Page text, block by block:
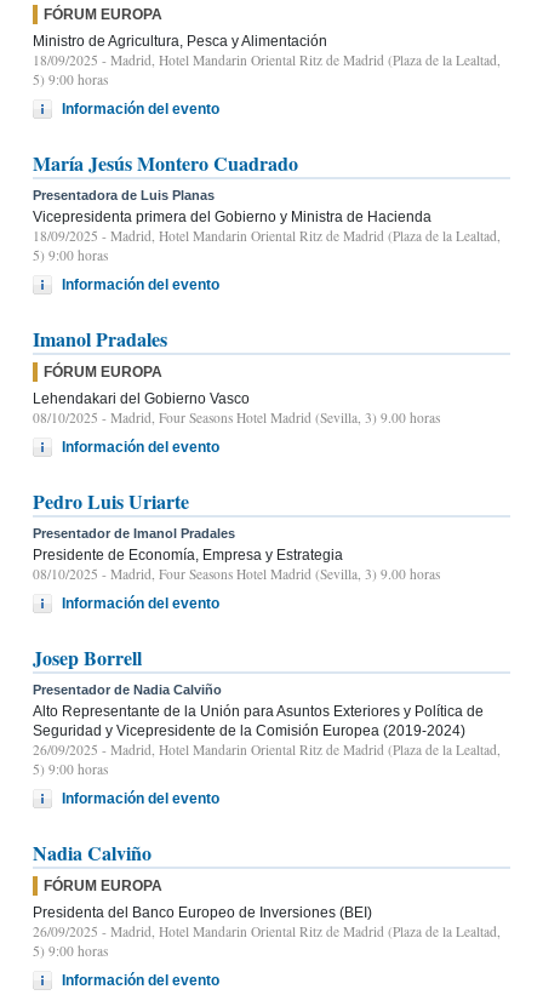
FÓRUM EUROPA
Ministro de Agricultura, Pesca y Alimentación
18/09/2025 - Madrid, Hotel Mandarin Oriental Ritz de Madrid (Plaza de la Lealtad,
5) 9:00 horas
Información del evento
María Jesús Montero Cuadrado
Presentadora de Luis Planas
Vicepresidenta primera del Gobierno y Ministra de Hacienda
18/09/2025 - Madrid, Hotel Mandarin Oriental Ritz de Madrid (Plaza de la Lealtad,
5) 9:00 horas
Información del evento
Imanol Pradales
FÓRUM EUROPA
Lehendakari del Gobierno Vasco
08/10/2025 - Madrid, Four Seasons Hotel Madrid (Sevilla, 3) 9.00 horas
Información del evento
Pedro Luis Uriarte
Presentador de Imanol Pradales
Presidente de Economía, Empresa y Estrategia
08/10/2025 - Madrid, Four Seasons Hotel Madrid (Sevilla, 3) 9.00 horas
Información del evento
Josep Borrell
Presentador de Nadia Calviño
Alto Representante de la Unión para Asuntos Exteriores y Política de
Seguridad y Vicepresidente de la Comisión Europea (2019-2024)
26/09/2025 - Madrid, Hotel Mandarin Oriental Ritz de Madrid (Plaza de la Lealtad,
5) 9:00 horas
Información del evento
Nadia Calviño
FÓRUM EUROPA
Presidenta del Banco Europeo de Inversiones (BEI)
26/09/2025 - Madrid, Hotel Mandarin Oriental Ritz de Madrid (Plaza de la Lealtad,
5) 9:00 horas
Información del evento